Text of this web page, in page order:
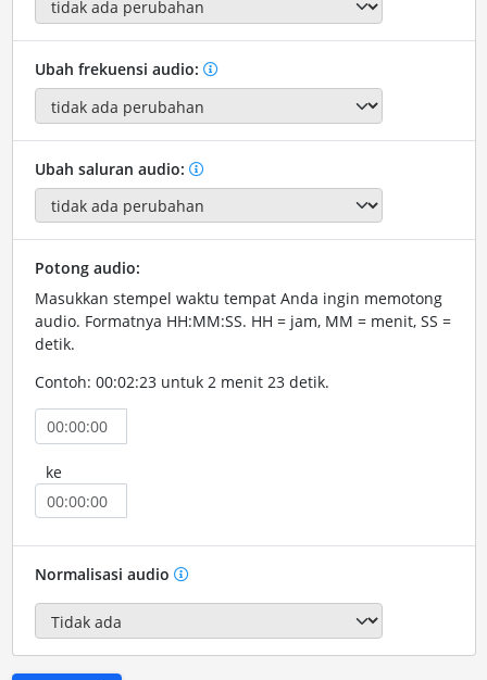
Ubah frekuensi audio:
Ubah saluran audio:
Potong audio:
Masukkan stempel waktu tempat Anda ingin memotong
audio. Formatnya HH:MM:SS. HH = jam, MM = menit, SS =
detik.
Contoh: 00:02:23 untuk 2 menit 23 detik.
ke
Normalisasi audio